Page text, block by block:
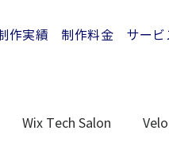
作実績 制作料金 サービ
Wix Tech Salon